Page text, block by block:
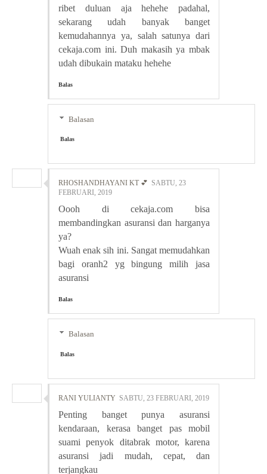
ribet duluan aja hehehe padahal,
sekarang udah banyak banget
kemudahannya ya, salah satunya dari
cekaja.com ini. Duh makasih ya mbak
udah dibukain mataku hehehe
Balas
Balasan
Balas
RHOSHANDHAYANI KT 💕 SABTU, 23
FEBRUARI, 2019
Oooh di cekaja.com bisa
membandingkan asuransi dan harganya
ya?
Wuah enak sih ini. Sangat memudahkan
bagi oranh2 yg bingung milih jasa
asuransi
Balas
Balasan
Balas
RANI YULIANTY SABTU, 23 FEBRUARI, 2019
Penting banget punya asuransi
kendaraan, kerasa banget pas mobil
suami penyok ditabrak motor, karena
asuransi jadi mudah, cepat, dan
terjangkau